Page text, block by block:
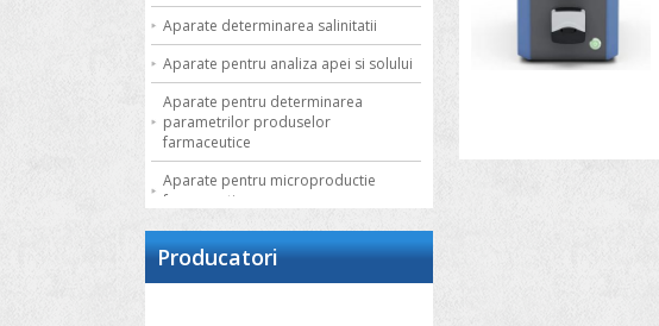
Aparate determinarea salinitatii
Aparate pentru analiza apei si solului
Aparate pentru determinarea
parametrilor produselor
farmaceutice
Aparate pentru microproductie
farmaceutica
Producatori